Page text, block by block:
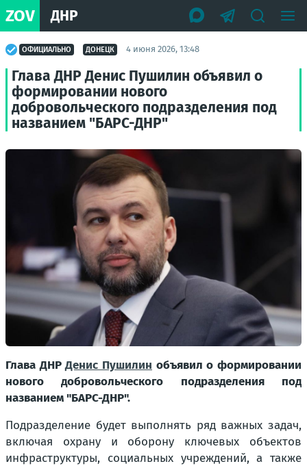
ZOV ДНР
ОФИЦИАЛЬНО ДОНЕЦК 4 июня 2026, 13:48
Глава ДНР Денис Пушилин объявил о
формировании нового
добровольческого подразделения под
названием "БАРС-ДНР"
Глава ДНРДенис Пушилин объявил о формировании
нового добровольческого подразделения под
названием "БАРС-ДНР".
Подразделение будет выполнять ряд важных задач,
включая охрану и оборону ключевых объектов
инфраструктуры, социальных учреждений, а также